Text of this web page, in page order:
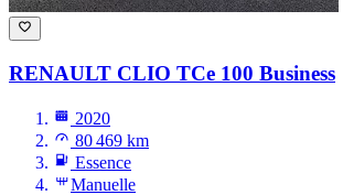
RENAULT CLIO TCe 100 Business
2020
80 469 km
Essence
Manuelle